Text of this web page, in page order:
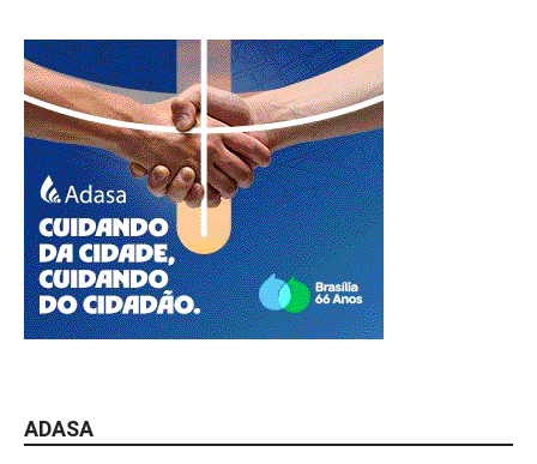
ADASA